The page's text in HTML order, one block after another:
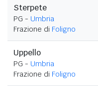
Sterpete
PG - Umbria
Frazione di Foligno
Uppello
PG - Umbria
Frazione di Foligno